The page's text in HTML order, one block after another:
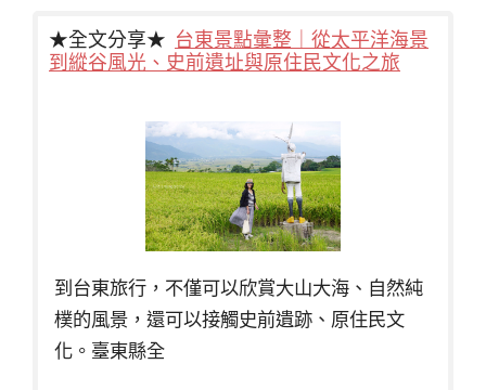
★全文分享★ 台東景點彙整｜從太平洋海景
到縱谷風光、史前遺址與原住民文化之旅
到台東旅行，不僅可以欣賞大山大海、自然純
樸的風景，還可以接觸史前遺跡、原住民文
化。臺東縣全